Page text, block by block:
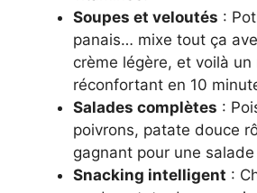
Soupes et veloutés :
panais… mixe tout ça
crème légère, et voilà un
réconfortant en 10
Salades complètes :
poivrons, patate douce
gagnant pour une
Snacking intelligent :